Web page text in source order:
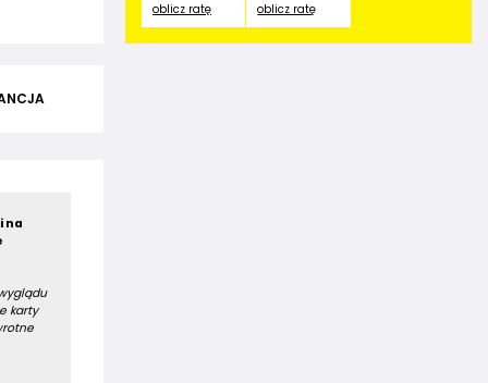
oblicz ratę oblicz ratę
na
karty